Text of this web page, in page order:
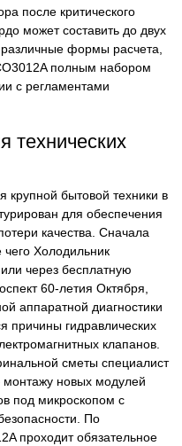
после критического
может составить до двух
формы расчета,
полным набором
с регламентами
технических
крупной бытовой техники в
для обеспечения
качества. Сначала
Холодильник
через бесплатную
60-летия Октября,
аппаратной диагностики
причины гидравлических
клапанов.
сметы специалист
монтажу новых модулей
под микроскопом с
По
проходит обязательное